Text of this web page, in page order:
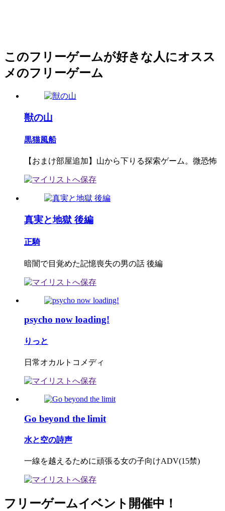
このフリーゲームが好きな人にオスス
メのフリーゲーム
獣の山
黒猫風船
【おまけ部屋追加】山から下りる探索ゲーム。微恐怖
真実と地獄 後編
正騎
暗闇で目覚めた記憶喪失の男の話 後編
psycho now loading!
りっと
日常オカルトコメディ
Go beyond the limit
水と空の詩声
一線を越えるために頑張る女の子向けADV(15禁)
フリーゲームイベント開催中！